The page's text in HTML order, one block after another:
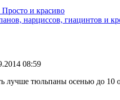
и красиво
нарциссов, гиацинтов и
08:59
лучше тюльпаны осенью до